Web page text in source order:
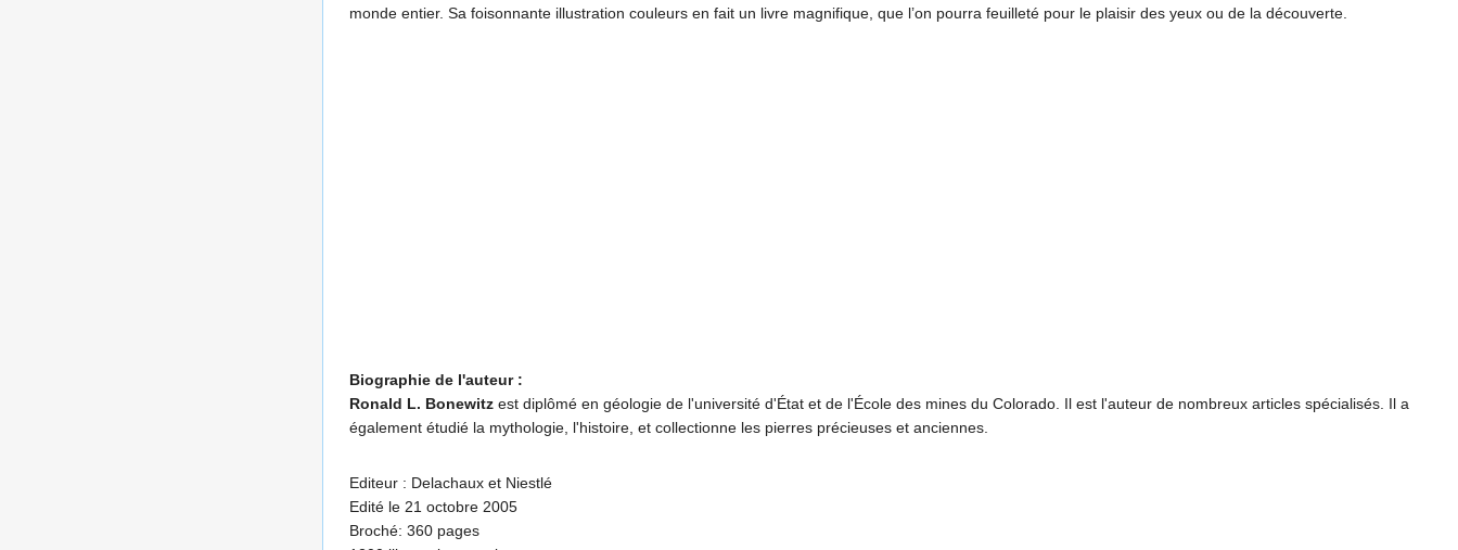
monde entier. Sa foisonnante illustration couleurs en fait un livre magnifique, que l’on pourra feuilleté pour le plaisir des yeux ou de la découverte.
Biographie de l'auteur :
Ronald L. Bonewitz est diplômé en géologie de l'université d'État et de l'École des mines du Colorado. Il est l'auteur de nombreux articles spécialisés. Il a
également étudié la mythologie, l'histoire, et collectionne les pierres précieuses et anciennes.
Editeur : Delachaux et Niestlé
Edité le 21 octobre 2005
Broché: 360 pages